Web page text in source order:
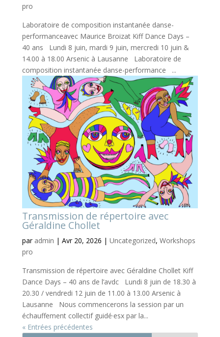
pro
Laboratoire de composition instantanée danse-
performanceavec Maurice Broizat Kiff Dance Days –
40 ans Lundi 8 juin, mardi 9 juin, mercredi 10 juin &
14.00 à 18.00 Arsenic à Lausanne Laboratoire de
composition instantanée danse-performance ...
Transmission de répertoire avec
Géraldine Chollet
par admin | Avr 20, 2026 | Uncategorized, Workshops
pro
Transmission de répertoire avec Géraldine Chollet Kiff
Dance Days – 40 ans de l’avdc Lundi 8 juin de 18.30 à
20.30 / vendredi 12 juin de 11.00 à 13.00 Arsenic à
Lausanne Nous commencerons la session par un
échauffement collectif guidé·esx par la...
« Entrées précédentes